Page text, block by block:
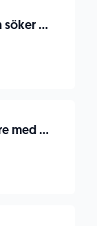
Försvarsmakten söker Systemtekniker/IT-tekniker till Luleå/Boden
Chefssekreterare med stöd till ledningen